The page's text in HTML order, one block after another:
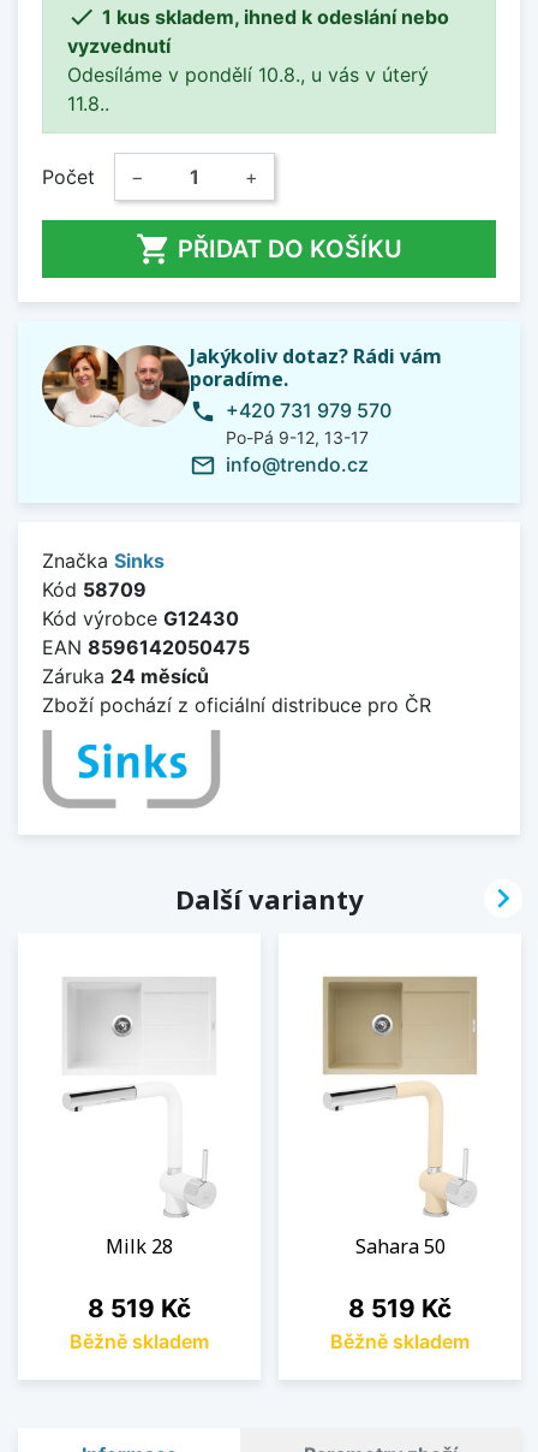
 1 kus skladem, ihned k odeslání nebo
vyzvednutí
Odesíláme v pondělí 10.8., u vás v úterý
11.8..
Počet − +
 PŘIDAT DO KOŠÍKU
Jakýkoliv dotaz? Rádi vám
poradíme.
phone +420 731 979 570
Po-Pá 9-12, 13-17
mail_outline info@trendo.cz
Značka Sinks
Kód 58709
Kód výrobce G12430
EAN 8596142050475
Záruka 24 měsíců
Zboží pochází z oficiální distribuce pro ČR
Další varianty
Milk 28
Cena
8 519 Kč
Běžně skladem
Sahara 50
Cena
8 519 Kč
Běžně skladem
